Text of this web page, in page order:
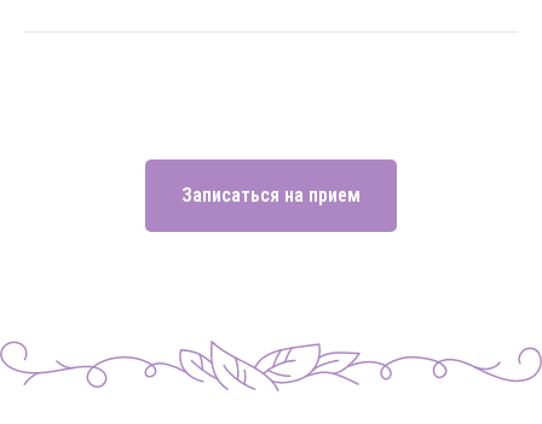
Записаться на прием